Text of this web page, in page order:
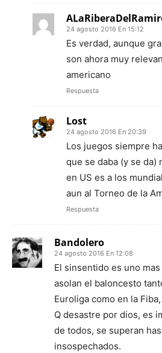
24 agosto 2016 En 15:12
Es verdad, aunque
son ahora muy
americano
Respuesta
Lost
24 agosto 2016 En 20:39
Los juegos siempre
que se daba (y se da)
en US es a los
aun al Torneo de la
Respuesta
Bandolero
24 agosto 2016 En 12:08
El sinsentido es uno
asolan el baloncesto
Euroliga como en la
Q desastre por dios, es
de todos, se superan
insospechados.